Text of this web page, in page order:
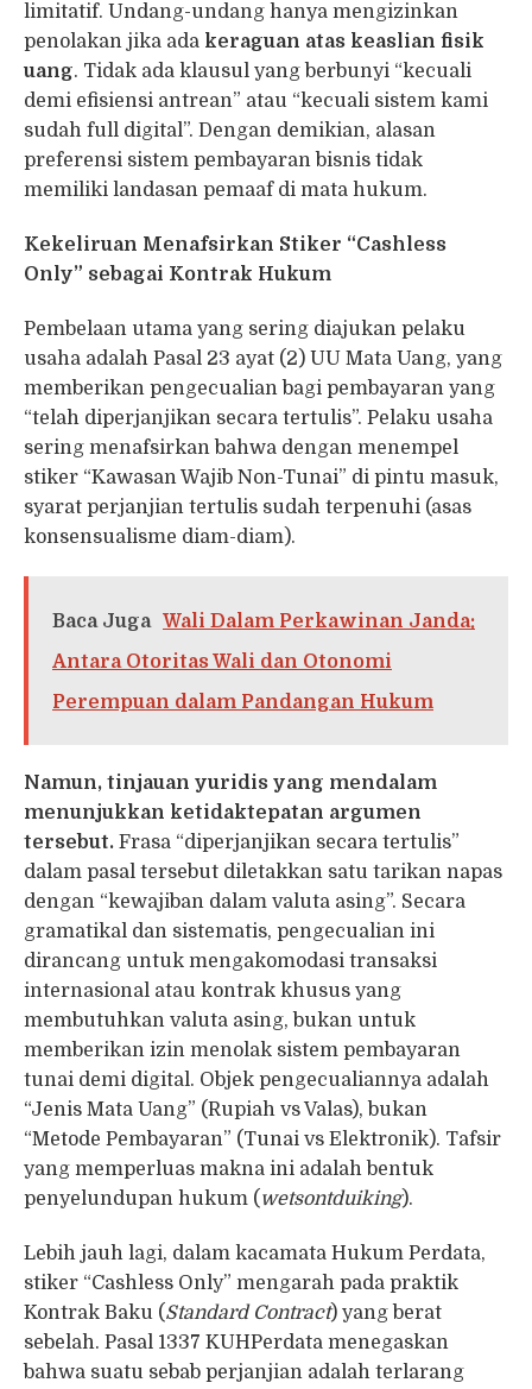
limitatif. Undang-undang hanya mengizinkan
penolakan jika ada keraguan atas keaslian fisik
uang. Tidak ada klausul yang berbunyi “kecuali
demi efisiensi antrean” atau “kecuali sistem kami
sudah full digital”. Dengan demikian, alasan
preferensi sistem pembayaran bisnis tidak
memiliki landasan pemaaf di mata hukum.
Kekeliruan Menafsirkan Stiker “Cashless
Only” sebagai Kontrak Hukum
Pembelaan utama yang sering diajukan pelaku
usaha adalah Pasal 23 ayat (2) UU Mata Uang, yang
memberikan pengecualian bagi pembayaran yang
“telah diperjanjikan secara tertulis”. Pelaku usaha
sering menafsirkan bahwa dengan menempel
stiker “Kawasan Wajib Non-Tunai” di pintu masuk,
syarat perjanjian tertulis sudah terpenuhi (asas
konsensualisme diam-diam).
Baca Juga
Wali Dalam Perkawinan Janda:
Antara Otoritas Wali dan Otonomi
Perempuan dalam Pandangan Hukum
Namun, tinjauan yuridis yang mendalam
menunjukkan ketidaktepatan argumen
tersebut. Frasa “diperjanjikan secara tertulis”
dalam pasal tersebut diletakkan satu tarikan napas
dengan “kewajiban dalam valuta asing”. Secara
gramatikal dan sistematis, pengecualian ini
dirancang untuk mengakomodasi transaksi
internasional atau kontrak khusus yang
membutuhkan valuta asing, bukan untuk
memberikan izin menolak sistem pembayaran
tunai demi digital. Objek pengecualiannya adalah
“Jenis Mata Uang” (Rupiah vs Valas), bukan
“Metode Pembayaran” (Tunai vs Elektronik). Tafsir
yang memperluas makna ini adalah bentuk
penyelundupan hukum ( wetsontduiking).
Lebih jauh lagi, dalam kacamata Hukum Perdata,
stiker “Cashless Only” mengarah pada praktik
Kontrak Baku (Standard Contract) yang berat
sebelah. Pasal 1337 KUHPerdata menegaskan
bahwa suatu sebab perjanjian adalah terlarang